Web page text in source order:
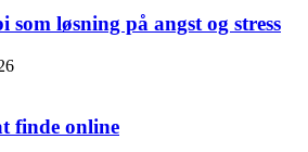
løsning på angst og stress
finde online